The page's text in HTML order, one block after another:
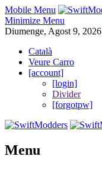
Mobile Menu
Minimize Menu
Diumenge, Agost 9, 2026
Català
Veure Carro
[account]
[login]
Divider
[forgotpw]
Menu